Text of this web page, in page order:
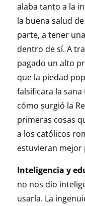
alaba tanto a la
la buena salud
parte, a tener
dentro de sí. A
pagado un alto
que la piedad
falsificara la
cómo surgió la
primeras cosas
a los católicos
estuvieran
Inteligencia y
no nos dio
usarla. La